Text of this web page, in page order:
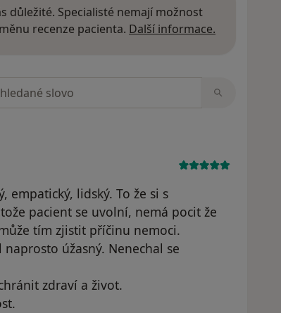
důležité. Specialisté nemají možnost
recenze pacienta. Další informace.
názorech
lidský. To že si s
pacient se uvolní, nemá pocit že
tím zjistit příčinu nemoci.
úžasný. Nenechal se
zdraví a život.